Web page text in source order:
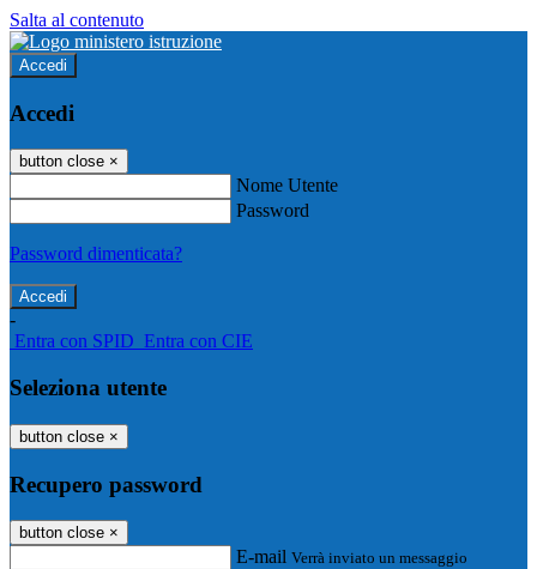
Salta al contenuto
Accedi
Accedi
button close ×
Nome Utente
Password
Password dimenticata?
-
Entra con SPID Entra con CIE
Seleziona utente
button close ×
Recupero password
button close ×
E-mail Verrà inviato un messaggio